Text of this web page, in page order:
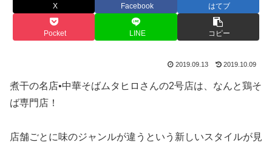
X Facebook はてブ
Pocket LINE コピー
2019.09.13 2019.10.09
煮干の名店•中華そばムタヒロさんの2号店は、なんと鶏そ
ば専門店！
店舗ごとに味のジャンルが違うという新しいスタイルが見